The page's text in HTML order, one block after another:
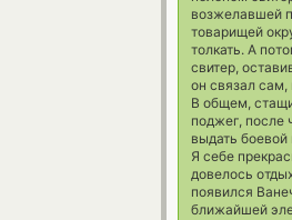
возжелавшей
товарищей
толкать. А
свитер,
он связал сам,
В общем,
поджег, после
выдать боевой
Я себе
довелось
появился
ближайшей